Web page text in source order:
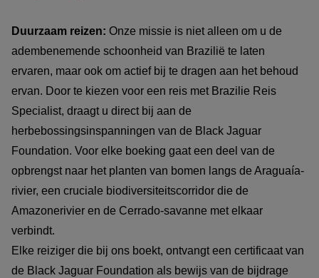
Duurzaam reizen: Onze missie is niet alleen om u de
adembenemende schoonheid van Brazilië te laten
ervaren, maar ook om actief bij te dragen aan het behoud
ervan. Door te kiezen voor een reis met Brazilie Reis
Specialist, draagt u direct bij aan de
herbebossingsinspanningen van de Black Jaguar
Foundation. Voor elke boeking gaat een deel van de
opbrengst naar het planten van bomen langs de Araguaía-
rivier, een cruciale biodiversiteitscorridor die de
Amazonerivier en de Cerrado-savanne met elkaar
verbindt.
Elke reiziger die bij ons boekt, ontvangt een certificaat van
de Black Jaguar Foundation als bewijs van de bijdrage